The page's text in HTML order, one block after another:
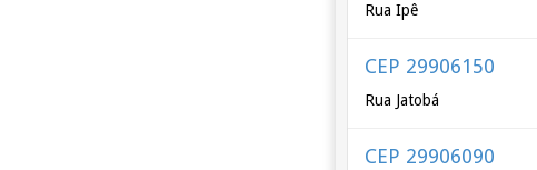
Rua Ipê
CEP 29906150
Rua Jatobá
CEP 29906090